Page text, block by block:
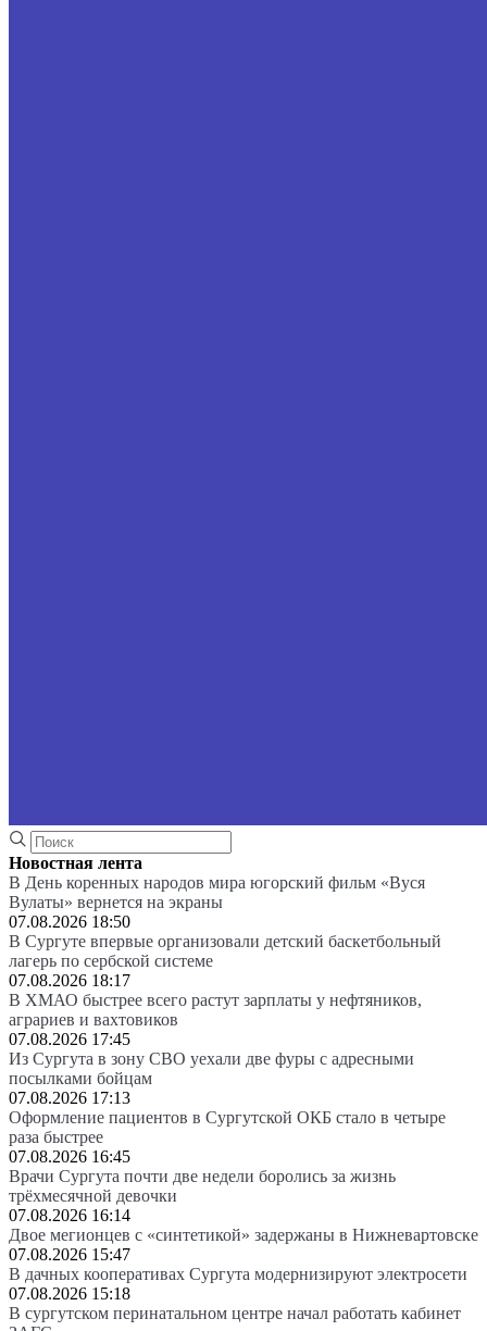
Новостная лента
В День коренных народов мира югорский фильм «Вуся
Вулаты» вернется на экраны
07.08.2026 18:50
В Сургуте впервые организовали детский баскетбольный
лагерь по сербской системе
07.08.2026 18:17
В ХМАО быстрее всего растут зарплаты у нефтяников,
аграриев и вахтовиков
07.08.2026 17:45
Из Сургута в зону СВО уехали две фуры с адресными
посылками бойцам
07.08.2026 17:13
Оформление пациентов в Сургутской ОКБ стало в четыре
раза быстрее
07.08.2026 16:45
Врачи Сургута почти две недели боролись за жизнь
трёхмесячной девочки
07.08.2026 16:14
Двое мегионцев с «синтетикой» задержаны в Нижневартовске
07.08.2026 15:47
В дачных кооперативах Сургута модернизируют электросети
07.08.2026 15:18
В сургутском перинатальном центре начал работать кабинет